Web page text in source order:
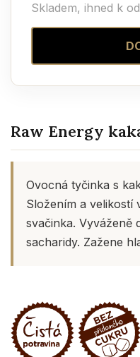
Skladem, ihned k
Raw Energy
Ovocná tyčinka s
Složením a velikostí
svačinka. Vyváženě
sacharidy. Zažene